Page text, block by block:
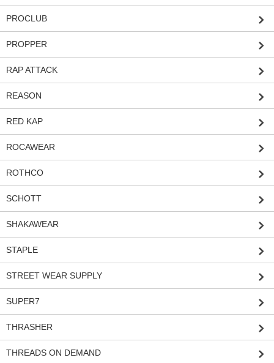
PROCLUB
PROPPER
RAP ATTACK
REASON
RED KAP
ROCAWEAR
ROTHCO
SCHOTT
SHAKAWEAR
STAPLE
STREET WEAR SUPPLY
SUPER7
THRASHER
THREADS ON DEMAND